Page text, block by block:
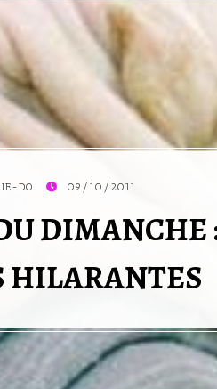
DO
POSTED09/10/2011
DIMANCHE
HILARANTES